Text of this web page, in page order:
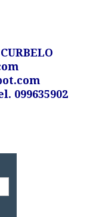
099635902